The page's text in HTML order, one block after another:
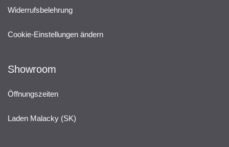
Widerrufsbelehrung
Cookie-Einstellungen ändern
Showroom
Öffnungszeiten
Laden Malacky (SK)